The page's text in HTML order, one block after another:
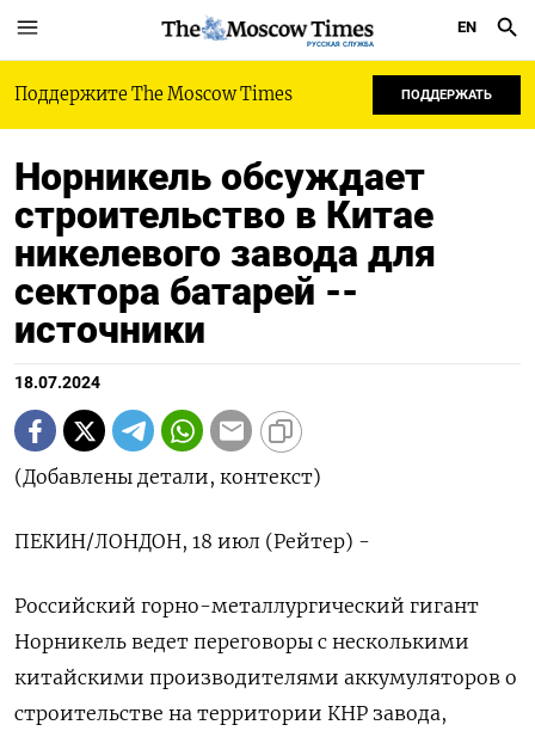
РУССКАЯ СЛУЖБА
EN
Поддержите The Moscow Times ПОДДЕРЖАТЬ
Норникель обсуждает
строительство в Китае
никелевого завода для
сектора батарей --
источники
18.07.2024
(Добавлены детали, контекст)
ПЕКИН/ЛОНДОН, 18 июл (Рейтер) -
Российский горно-металлургический гигант
Норникель ведет переговоры с несколькими
китайскими производителями аккумуляторов о
строительстве на территории КНР завода,